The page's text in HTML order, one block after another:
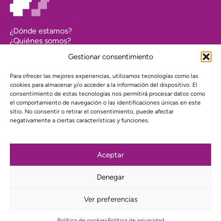
Gestionar consentimiento
Para ofrecer las mejores experiencias, utilizamos tecnologías como las
cookies para almacenar y/o acceder a la información del dispositivo. El
consentimiento de estas tecnologías nos permitirá procesar datos como
el comportamiento de navegación o las identificaciones únicas en este
sitio. No consentir o retirar el consentimiento, puede afectar
negativamente a ciertas características y funciones.
Aceptar
Denegar
Ver preferencias
Instagram
Bluesky
Mastodon
YouTube
Telegram
¿Dónde estamos?
¿Quiénes somos?
Transparencia
Política de cookies (UE)
Política de privacidad